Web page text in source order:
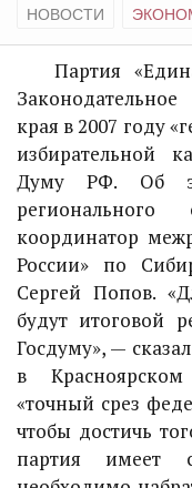
НОВОСТИ
Партия
края в 2007 году
избирательной
Думу РФ. Об
координатор
России» по
Сергей Попов.
будут итоговой
Госдуму», —
в
«точный срез
чтобы достичь
партия имеет